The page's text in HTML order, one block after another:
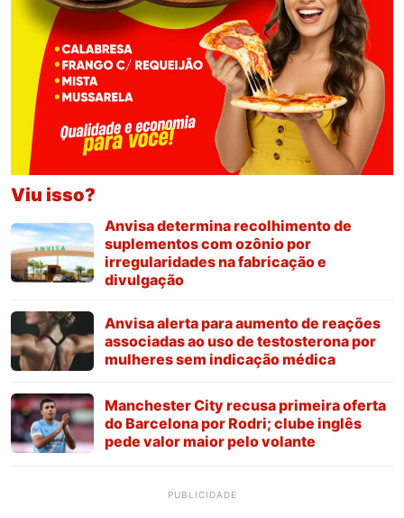
Viu isso?
Anvisa determina recolhimento de
suplementos com ozônio por
irregularidades na fabricação e
divulgação
Anvisa alerta para aumento de reações
associadas ao uso de testosterona por
mulheres sem indicação médica
Manchester City recusa primeira oferta
do Barcelona por Rodri; clube inglês
pede valor maior pelo volante
PUBLICIDADE